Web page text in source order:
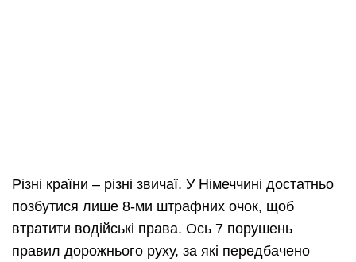
Різні країни – різні звичаї. У Німеччині достатньо
позбутися лише 8-ми штрафних очок, щоб
втратити водійські права. Ось 7 порушень
правил дорожнього руху, за які передбачено